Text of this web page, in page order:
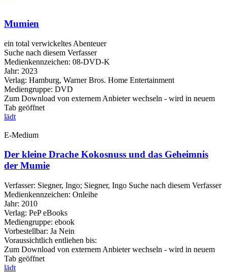
Mumien
ein total verwickeltes Abenteuer
Suche nach diesem Verfasser
Medienkennzeichen: 08-DVD-K
Jahr: 2023
Verlag: Hamburg, Warner Bros. Home Entertainment
Mediengruppe: DVD
Zum Download von externem Anbieter wechseln - wird in neuem
Tab geöffnet
lädt
E-Medium
Der kleine Drache Kokosnuss und das Geheimnis
der Mumie
Verfasser: Siegner, Ingo; Siegner, Ingo Suche nach diesem Verfasser
Medienkennzeichen: Onleihe
Jahr: 2010
Verlag: PeP eBooks
Mediengruppe: ebook
Vorbestellbar: Ja Nein
Voraussichtlich entliehen bis:
Zum Download von externem Anbieter wechseln - wird in neuem
Tab geöffnet
lädt